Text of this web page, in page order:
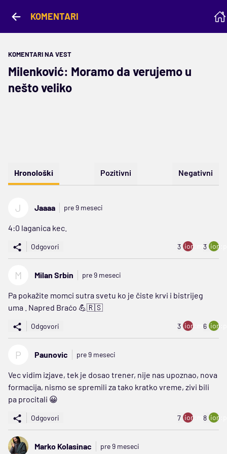
KOMENTARI
KOMENTARI NA VEST
Milenković: Moramo da verujemo u
nešto veliko
Hronološki Pozitivni Negativni
J Jaaaa pre 9 meseci
4:0 laganica kec.
Odgovori 3 ion:minus
3
M Milan Srbin pre 9 meseci
Pa pokažite momci sutra svetu ko je čiste krvi i bistrijeg
uma . Napred Braćo 💪🇷🇸
Odgovori 3 ion:minus
6
P Paunovic pre 9 meseci
Vec vidim izjave, tek je dosao trener, nije nas upoznao, nova
formacija, nismo se spremili za tako kratko vreme, zivi bili
pa procitali 😀
Odgovori 7 ion:minus
8
Marko Kolasinac pre 9 meseci